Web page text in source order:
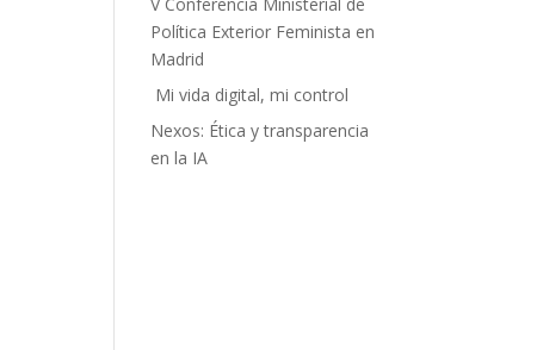
Política Exterior Feminista en
Madrid
Mi vida digital, mi control
Nexos: Ética y transparencia
en la IA